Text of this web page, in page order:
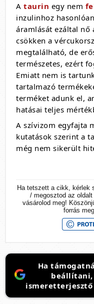
A taurin egy nem
inzulinhoz
áramlását ezáltal nő
csökken a
megtalálható, de
természetes, ezért
Emiatt nem is
tartalmazó
terméket adunk el,
hatásai teljes
A szívizom egyfajta
kutatások szerint a
még nem sikerült
Ha tetszett a cikk, kérlek
/ megosztod az
vásárolod meg!
forrás
Ha
beállítani,
ismeretterjesztő